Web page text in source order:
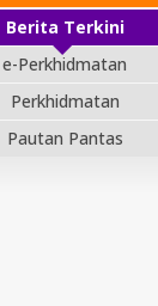
Berita Terkini
e-Perkhidmatan
Perkhidmatan
Pautan Pantas